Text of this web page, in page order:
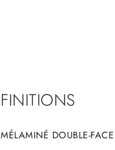
FINITIONS
MÉLAMINÉ DOUBLE-FACE